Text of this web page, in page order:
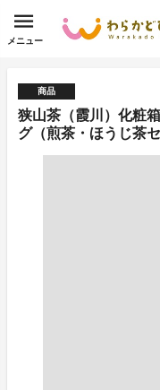
メニュー
商品
狭山茶（霞川）化粧
グ（煎茶・ほうじ茶セ